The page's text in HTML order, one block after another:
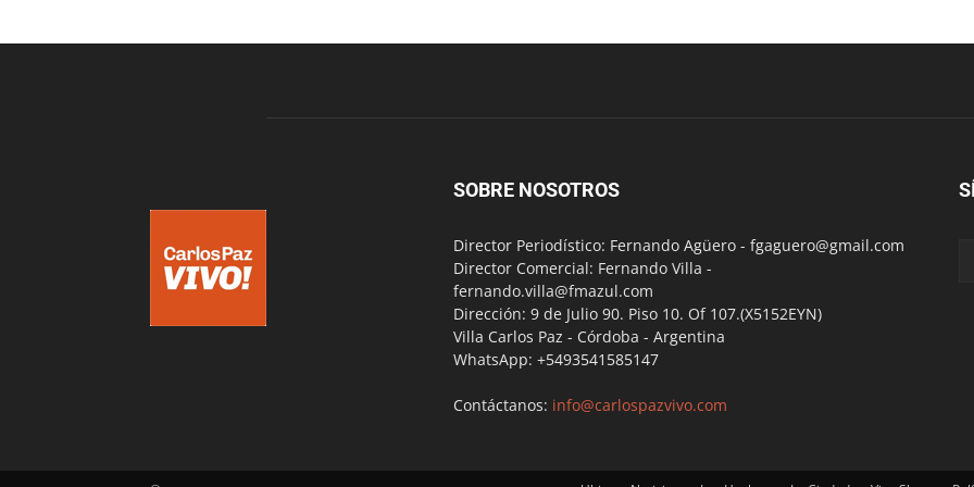
SOBRE NOSOTROS
Director Periodístico: Fernando Agüero - fgaguero@gmail.com
Director Comercial: Fernando Villa -
fernando.villa@fmazul.com
Dirección: 9 de Julio 90. Piso 10. Of 107.(X5152EYN)
Villa Carlos Paz - Córdoba - Argentina
WhatsApp: +5493541585147
Contáctanos: info@carlospazvivo.com